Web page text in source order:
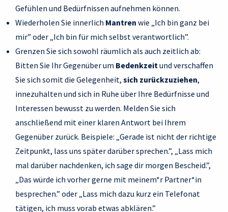
Gefühlen und Bedürfnissen aufnehmen können.
Wiederholen Sie innerlich Mantren wie „Ich bin ganz bei
mir” oder „Ich bin für mich selbst verantwortlich”.
Grenzen Sie sich sowohl räumlich als auch zeitlich ab:
Bitten Sie Ihr Gegenüber um Bedenkzeitund verschaffen
Sie sich somit die Gelegenheit, sich zurückzuziehen,
innezuhalten und sich in Ruhe über Ihre Bedürfnisse und
Interessen bewusst zu werden. Melden Sie sich
anschließend mit einer klaren Antwort bei Ihrem
Gegenüber zurück. Beispiele: „Gerade ist nicht der richtige
Zeitpunkt, lass uns später darüber sprechen.”, „Lass mich
mal darüber nachdenken, ich sage dir morgen Bescheid.”,
„Das würde ich vorher gerne mit meinem*r Partner*in
besprechen.” oder „Lass mich dazu kurz ein Telefonat
tätigen, ich muss vorab etwas abklären.”